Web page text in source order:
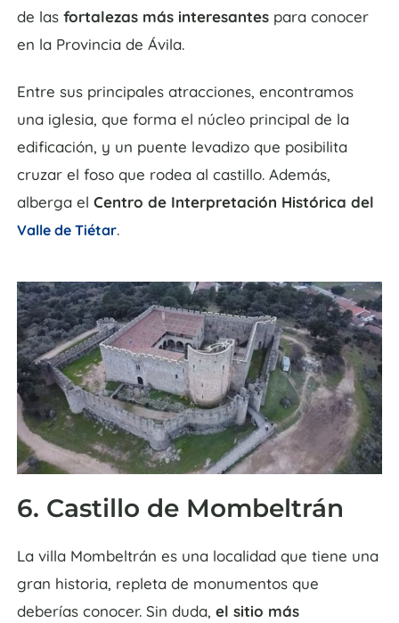
de las fortalezas más interesantes para conocer
en la Provincia de Ávila.
Entre sus principales atracciones, encontramos
una iglesia, que forma el núcleo principal de la
edificación, y un puente levadizo que posibilita
cruzar el foso que rodea al castillo. Además,
alberga el Centro de Interpretación Histórica del
Valle de Tiétar.
6. Castillo de Mombeltrán
La villa Mombeltrán es una localidad que tiene una
gran historia, repleta de monumentos que
deberías conocer. Sin duda, el sitio más